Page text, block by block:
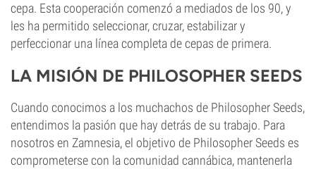
cepa. Esta cooperación comenzó a mediados de los 90, y
les ha permitido seleccionar, cruzar, estabilizar y
perfeccionar una línea completa de cepas de primera.
LA MISIÓN DE PHILOSOPHER SEEDS
Cuando conocimos a los muchachos de Philosopher Seeds,
entendimos la pasión que hay detrás de su trabajo. Para
nosotros en Zamnesia, el objetivo de Philosopher Seeds es
comprometerse con la comunidad cannábica, mantenerla